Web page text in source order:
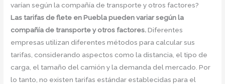
varían según la compañía de transporte y otros factores?
Las tarifas de flete en Puebla pueden variar según la
compañía de transporte y otros factores.Diferentes
empresas utilizan diferentes métodos para calcular sus
tarifas, considerando aspectos como la distancia, el tipo de
carga, el tamaño del camión y la demanda del mercado. Por
lo tanto, no existen tarifas estándar establecidas para el